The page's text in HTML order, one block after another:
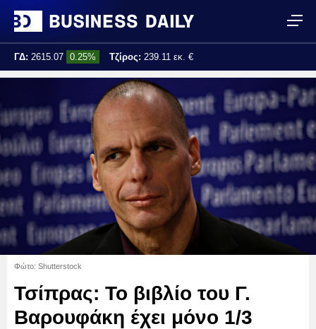
ΓΔ: 2615.07 0.25% Τζίρος: 239.11 εκ. €
17:25:01
Φώτο: Shutterstock
Τσίπρας: Το βιβλίο του Γ.
Βαρουφάκη έχει μόνο 1/3